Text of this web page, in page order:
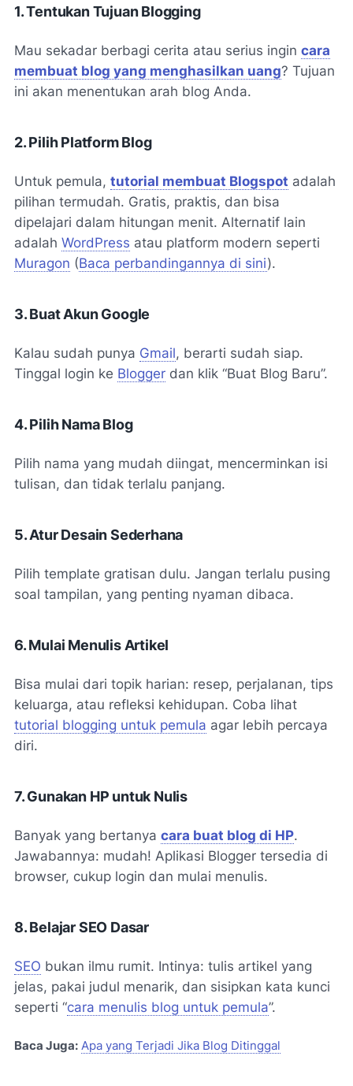
1. Tentukan Tujuan Blogging
Mau sekadar berbagi cerita atau serius ingin cara
membuat blog yang menghasilkan uang? Tujuan
ini akan menentukan arah blog Anda.
2. Pilih Platform Blog
Untuk pemula, tutorial membuat Blogspot adalah
pilihan termudah. Gratis, praktis, dan bisa
dipelajari dalam hitungan menit. Alternatif lain
adalah WordPress atau platform modern seperti
Muragon (Baca perbandingannya di sini).
3. Buat Akun Google
Kalau sudah punya Gmail, berarti sudah siap.
Tinggal login ke Blogger dan klik “Buat Blog Baru”.
4. Pilih Nama Blog
Pilih nama yang mudah diingat, mencerminkan isi
tulisan, dan tidak terlalu panjang.
5. Atur Desain Sederhana
Pilih template gratisan dulu. Jangan terlalu pusing
soal tampilan, yang penting nyaman dibaca.
6. Mulai Menulis Artikel
Bisa mulai dari topik harian: resep, perjalanan, tips
keluarga, atau refleksi kehidupan. Coba lihat
tutorial blogging untuk pemula agar lebih percaya
diri.
7. Gunakan HP untuk Nulis
Banyak yang bertanya cara buat blog di HP.
Jawabannya: mudah! Aplikasi Blogger tersedia di
browser, cukup login dan mulai menulis.
8. Belajar SEO Dasar
SEO bukan ilmu rumit. Intinya: tulis artikel yang
jelas, pakai judul menarik, dan sisipkan kata kunci
seperti “cara menulis blog untuk pemula”.
Baca Juga: Apa yang Terjadi Jika Blog Ditinggal